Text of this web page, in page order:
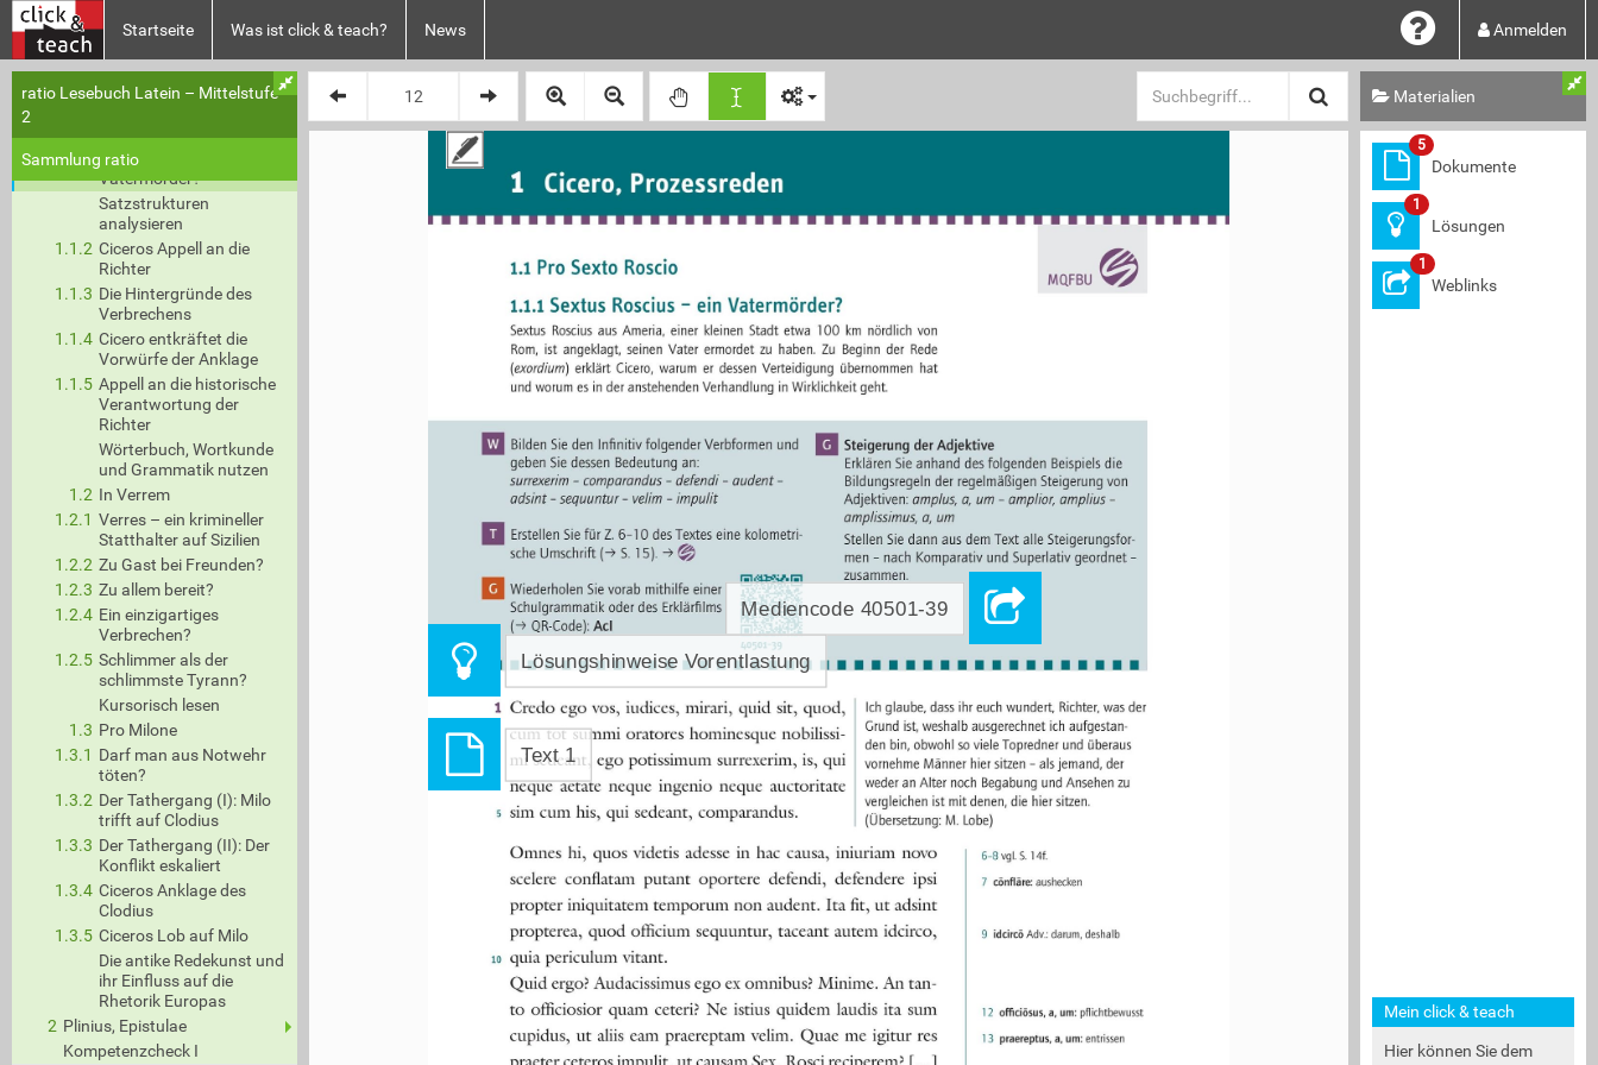
Startseite Was ist click & teach? News Anmelden
ratio Lesebuch Latein – Mittelstufe
2
Sammlung ratio
1 Cicero, Prozessreden
Staranwalt Roms
Stationen im Leben
1.1.1 Sextus Roscius – ein
Vatermörder?
Satzstrukturen
analysieren
1.1.2 Ciceros Appell an die
Richter
1.1.3 Die Hintergründe des
Verbrechens
1.1.4 Cicero entkräftet die
Vorwürfe der Anklage
1.1.5 Appell an die historische
Verantwortung der
Richter
Wörterbuch, Wortkunde
und Grammatik nutzen
1.2 In Verrem
1.2.1 Verres – ein krimineller
Statthalter auf Sizilien
1.2.2 Zu Gast bei Freunden?
1.2.3 Zu allem bereit?
1.2.4 Ein einzigartiges
Verbrechen?
1.2.5 Schlimmer als der
schlimmste Tyrann?
Kursorisch lesen
1.3 Pro Milone
1.3.1 Darf man aus Notwehr
töten?
1.3.2 Der Tathergang (I): Milo
trifft auf Clodius
1.3.3 Der Tathergang (II): Der
Konflikt eskaliert
1.3.4 Ciceros Anklage des
Clodius
1.3.5 Ciceros Lob auf Milo
Die antike Redekunst und
ihr Einfluss auf die
Rhetorik Europas
2 Plinius, Epistulae
Kompetenzcheck I
Plan XY
1.1 Pro Sexto Roscio
1.1.1 Sextus Roscius – ein Vatermörder?
Sextus  Roscius  aus  Ameria,  einer  kleinen  Stadt  etwa  100  km  nördlich  von
Rom,  ist  angeklagt,  seinen  Vater  ermordet  zu  haben.  Zu  Beginn  der  Rede
(exordium)  erklärt  Cicero,  warum  er  dessen  Verteidigung  übernommen  hat
und worum es in der anstehenden Verhandlung in Wirklichkeit geht.
Credo ego vos, iudices, mirari, quid sit, quod,
cum tot summi oratores hominesque nobilissi-
mi sedeant, ego potissimum surrexerim, is, qui
neque  aetate  neque  ingenio  neque  auctoritate
sim cum his, qui sedeant, comparandus.
Omnes hi, quos videtis adesse in hac causa, iniuriam novo
scelere conflatam putant oportere defendi, defendere ipsi
propter iniquitatem temporum non audent. Ita fit, ut adsint
propterea, quod officium sequuntur, taceant autem idcirco,
quia periculum vitant.
Quid ergo? Audacissimus ego ex omnibus? Minime. An tan-
to officiosior quam ceteri? Ne istius quidem laudis ita sum
cupidus, ut aliis eam praereptam velim. Quae me igitur res
1
5
10
6–8vgl. S. 14f.
7 c�nfl�re: aushecken
9 idcirc� Adv.: darum, deshalb
12 offici�sus, a, um: pflichtbewusst
13 praereptus, a, um: entrissen
Ich glaube, dass ihr euch wundert, Richter, was der
Grund ist, weshalb ausgerechnet ich aufgestan-
den bin, obwohl so viele Topredner und überaus
vornehme Männer hier sitzen – als jemand, der
weder an Alter noch Begabung und Ansehen zu
vergleichen ist mit denen, die hier sitzen.
(Übersetzung: M. Lobe)
Bilden Sie den Infinitiv folgender Verbformen und
geben Sie dessen Bedeutung an:
surrexerim – comparandus – defendi – audent –
adsint – sequuntur – velim – impulit
Erstellen Sie für Z. 6–10 des Textes eine kolometri-
sche Umschrift (p S. 15). p
Wiederholen Sie vorab mithilfe einer
Schulgrammatik oder des Erklärfilms
(p QR-Code): AcI
Steigerung der Adjektive
Erklären Sie anhand des folgenden Beispiels die
Bildungsregeln der regelmäßigen Steigerung von
Adjektiven: amplus, a, um – amplior, amplius –
amplissimus, a, um
Stellen Sie dann aus dem Text alle Steigerungsfor-
men – nach Komparativ und Superlativ geordnet –
zusammen.
W
T
G
G
1
MQFBU
Cicero, Prozessreden
40501-39
Mediencode 40501-39
Text 1
Lösungshinweise Vorentlastung
Materialien
5
Dokumente
1
Lösungen
1
Weblinks
Mein click & teach
Hier können Sie dem